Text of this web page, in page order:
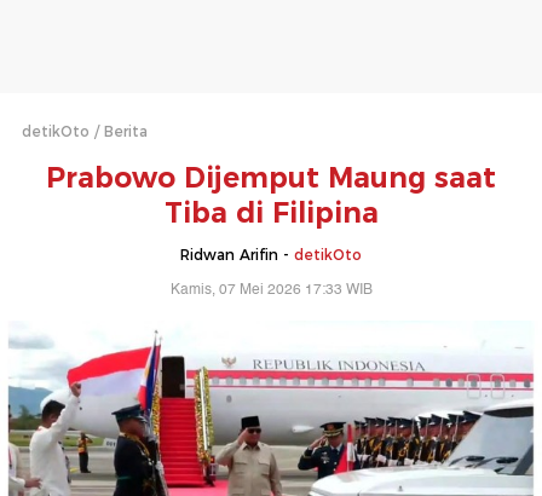
detikOto Berita
Prabowo Dijemput Maung saat
Tiba di Filipina
Ridwan Arifin - detikOto
Kamis, 07 Mei 2026 17:33 WIB